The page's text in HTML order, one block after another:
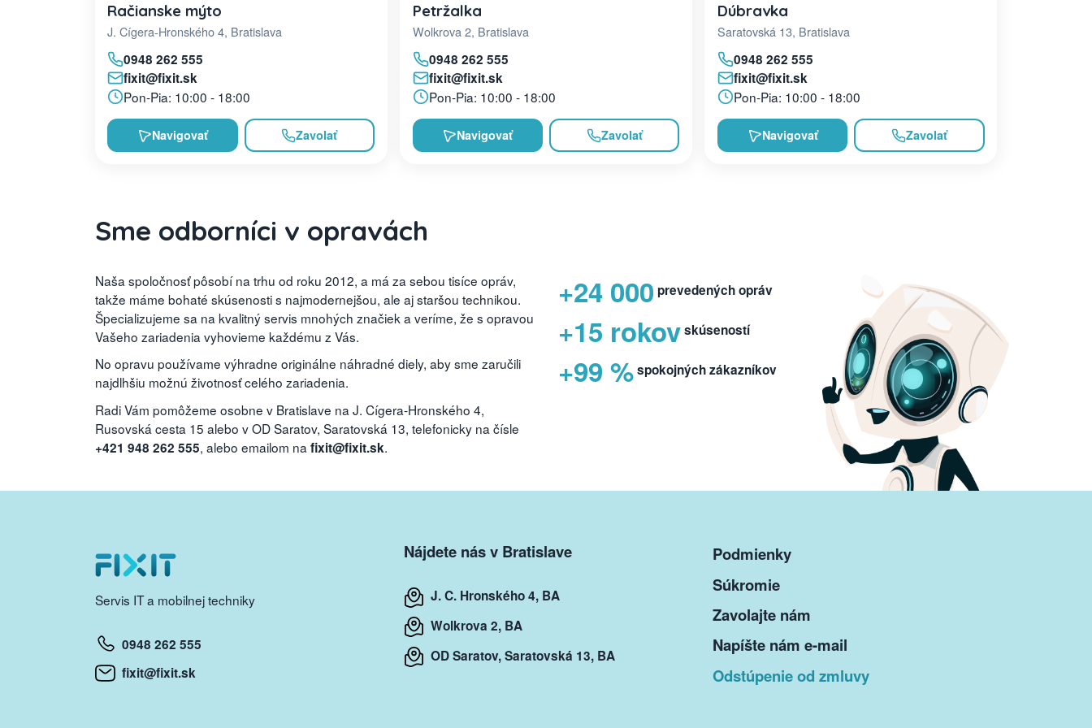
Račianske mýto
J. Cígera-Hronského 4, Bratislava
0948 262 555
fixit@fixit.sk
Pon-Pia: 10:00 - 18:00
Navigovať Zavolať
Petržalka
Wolkrova 2, Bratislava
0948 262 555
fixit@fixit.sk
Pon-Pia: 10:00 - 18:00
Navigovať Zavolať
Dúbravka
Saratovská 13, Bratislava
0948 262 555
fixit@fixit.sk
Pon-Pia: 10:00 - 18:00
Navigovať Zavolať
Sme odborníci v opravách
Naša spoločnosť pôsobí na trhu od roku 2012, a má za sebou tisíce opráv,
takže máme bohaté skúsenosti s najmodernejšou, ale aj staršou technikou.
Špecializujeme sa na kvalitný servis mnohých značiek a veríme, že s opravou
Vašeho zariadenia vyhovieme každému z Vás.
No opravu používame výhradne originálne náhradné diely, aby sme zaručili
najdlhšiu možnú životnosť celého zariadenia.
Radi Vám pomôžeme osobne v Bratislave na J. Cígera-Hronského 4,
Rusovská cesta 15 alebo v OD Saratov, Saratovská 13, telefonicky na čísle
+421 948 262 555, alebo emailom na fixit@fixit.sk.
+24 000 prevedených opráv
+15 rokovskúseností
+99 %spokojných zákazníkov
Servis IT a mobilnej techniky
0948 262 555
fixit@fixit.sk
Nájdete nás v Bratislave
J. C. Hronského 4, BA
Wolkrova 2, BA
OD Saratov, Saratovská 13, BA
Podmienky
Súkromie
Zavolajte nám
Napíšte nám e-mail
Odstúpenie od zmluvy